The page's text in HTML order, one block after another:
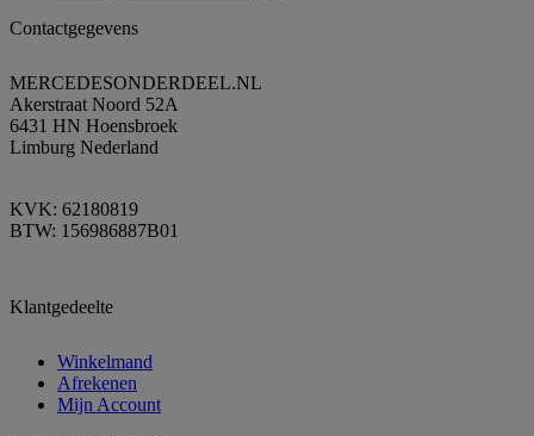
Contactgegevens
MERCEDESONDERDEEL.NL
Akerstraat Noord 52A
6431 HN Hoensbroek
Limburg Nederland
KVK: 62180819
BTW: 156986887B01
Klantgedeelte
Winkelmand
Afrekenen
Mijn Account